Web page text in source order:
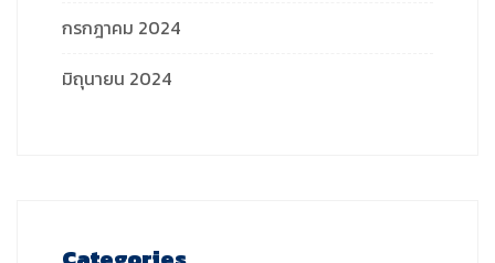
กรกฎาคม 2024
มิถุนายน 2024